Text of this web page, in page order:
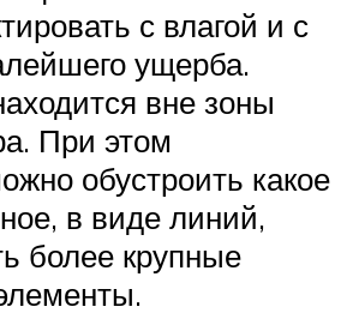
с влагой и с
ущерба.
вне зоны
При этом
обустроить какое
в виде линий,
более крупные